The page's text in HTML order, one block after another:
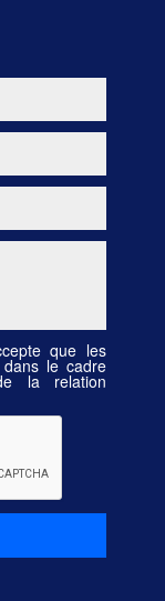
que les
dans le cadre
la relation